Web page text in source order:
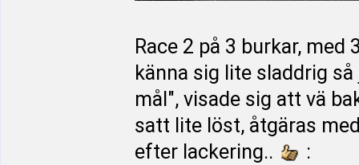
Race 2 på 3 burkar,
känna sig lite sladdrig
mål", visade sig att vä
satt lite löst, åtgäras
efter lackering..
: